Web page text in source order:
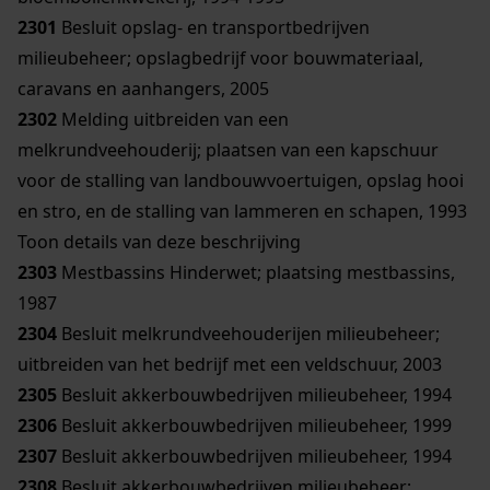
2301 Besluit opslag- en transportbedrijven
milieubeheer; opslagbedrijf voor bouwmateriaal,
caravans en aanhangers, 2005
2302 Melding uitbreiden van een
melkrundveehouderij; plaatsen van een kapschuur
voor de stalling van landbouwvoertuigen, opslag hooi
en stro, en de stalling van lammeren en schapen, 1993
Toon details van deze beschrijving
2303 Mestbassins Hinderwet; plaatsing mestbassins,
1987
2304 Besluit melkrundveehouderijen milieubeheer;
uitbreiden van het bedrijf met een veldschuur, 2003
2305 Besluit akkerbouwbedrijven milieubeheer, 1994
2306 Besluit akkerbouwbedrijven milieubeheer, 1999
2307 Besluit akkerbouwbedrijven milieubeheer, 1994